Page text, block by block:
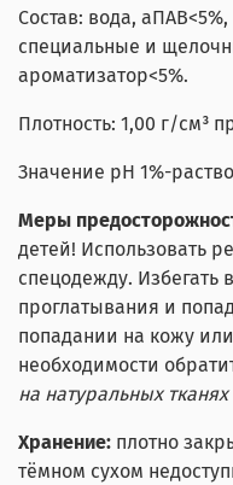
Состав: вода,
специальные и
ароматизатор<5%.
Плотность: 1,00 г/см³
Значение pH 1%-
Меры
детей! Использовать
спецодежду.
проглатывания и
попадании на кожу
необходимости
на натуральных
Хранение: плотно
тёмном сухом